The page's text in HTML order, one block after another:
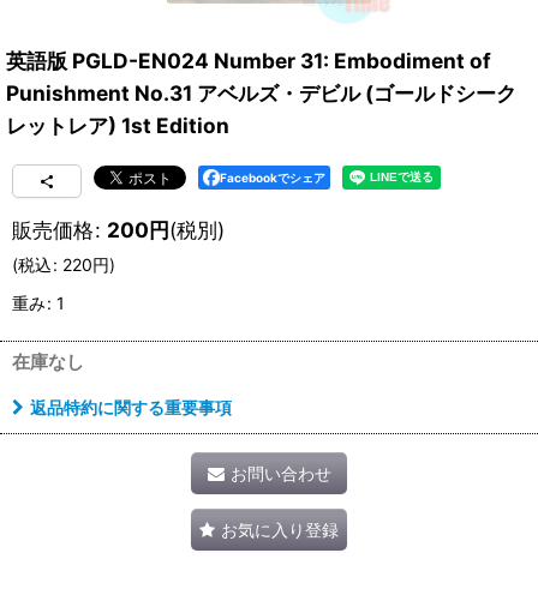
英語版 PGLD-EN024 Number 31: Embodiment of
Punishment No.31 アベルズ・デビル (ゴールドシーク
レットレア) 1st Edition
Facebookでシェア
販売価格: 200円(税別)
(税込: 220円)
重み: 1
在庫なし
返品特約に関する重要事項
お問い合わせ
お気に入り登録